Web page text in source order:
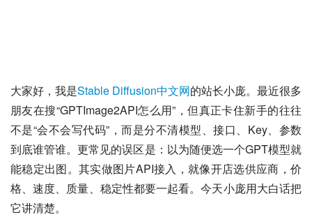
大家好，我是Stable Diffusion中文网的站长小庞。最近很多
朋友在搜“GPTImage2API怎么用”，但真正卡住新手的往往
不是“会不会写代码”，而是分不清模型、接口、Key、参数
到底谁管谁。更常见的误区是：以为随便选一个GPT模型就
能稳定出图。其实做图片API接入，就像开店选供应商，价
格、速度、质量、稳定性都要一起看。今天小庞用大白话把
它讲清楚。